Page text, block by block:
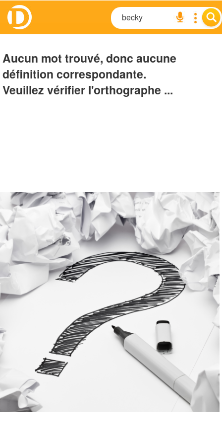
Aucun mot trouvé, donc aucune
définition correspondante.
Veuillez vérifier l'orthographe ...